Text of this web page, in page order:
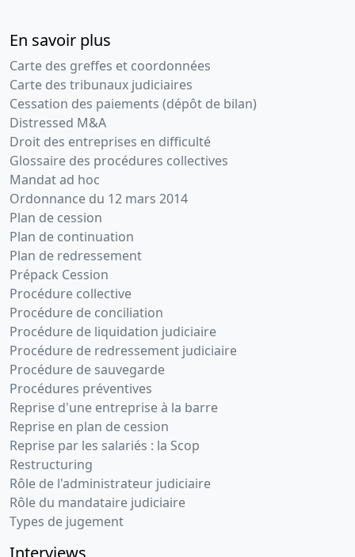
En savoir plus
Carte des greffes et coordonnées
Carte des tribunaux judiciaires
Cessation des paiements (dépôt de bilan)
Distressed M&A
Droit des entreprises en difficulté
Glossaire des procédures collectives
Mandat ad hoc
Ordonnance du 12 mars 2014
Plan de cession
Plan de continuation
Plan de redressement
Prépack Cession
Procédure collective
Procédure de conciliation
Procédure de liquidation judiciaire
Procédure de redressement judiciaire
Procédure de sauvegarde
Procédures préventives
Reprise d'une entreprise à la barre
Reprise en plan de cession
Reprise par les salariés : la Scop
Restructuring
Rôle de l'administrateur judiciaire
Rôle du mandataire judiciaire
Types de jugement